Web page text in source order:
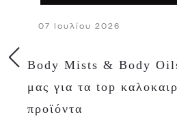
07 Ιουλίου 2026
Body Mists & Body
μας για τα top
προϊόντα